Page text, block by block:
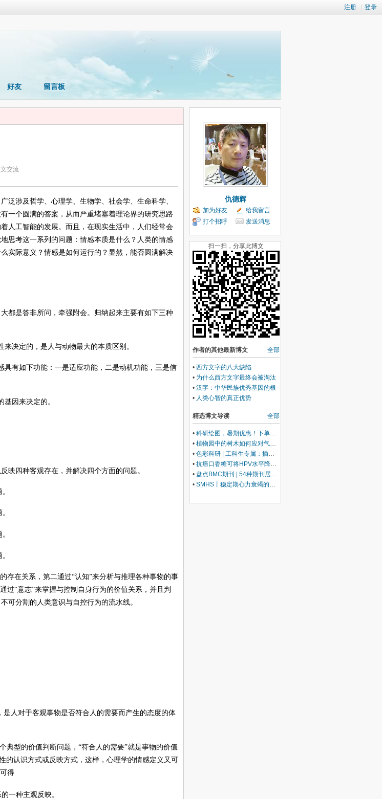
注册 登录
好友 留言板
交流
泛涉及哲学、心理学、生物学、社会学、生命科学、
一个圆满的答案，从而严重堵塞着理论界的研究思路
人工智能的发展。而且，在现实生活中，人们经常会
思考这一系列的问题：情感本质是什么？人类的情感
实际意义？情感是如何运行的？显然，能否圆满解决
都是答非所问，牵强附会。归纳起来主要有如下三种
决定的，是人与动物最大的本质区别。
具有如下功能：一是适应功能 ，二是动机功能 ，三是信
因来决定的。
映四种客观存在，并解决四个方面的问题。
存在关系，第二通过“认知”来分析与推理各种事物的事
过“意志”来掌握与控制自身行为的价值关系，并且判
可分割的人类意识与自控行为的流水线。
是人对于客观事物是否符合人的需要而产生的态度的体
典型的价值判断问题， “符合人的需要”就是事物的价值
的认识方式或反映方式，这样，心理学的情感定义又可
可得
一种主观反映。
仇德辉
加为好友
给我留言
打个招呼
发送消息
扫一扫，分享此博文
全部
作者的其他最新博文
• 西方文字的八大缺陷
• 为什么西方文字最终会被淘汰
• 汉字：中华民族优秀基因的根
源
• 人类心智的真正优势
全部
精选博文导读
• 科研绘图，暑期优惠！下单立减500元
• 植物园中的树木如何应对气候变化带来的挑战
• 色彩科研 | 工科生专属：插图配色灵感库
• 抗癌口香糖可将HPV水平降低93%
• 盘点BMC期刊 | 54种期刊居领域Top 10，IF高至47
• SMHS丨稳定期心力衰竭的运动康复：策略与机制